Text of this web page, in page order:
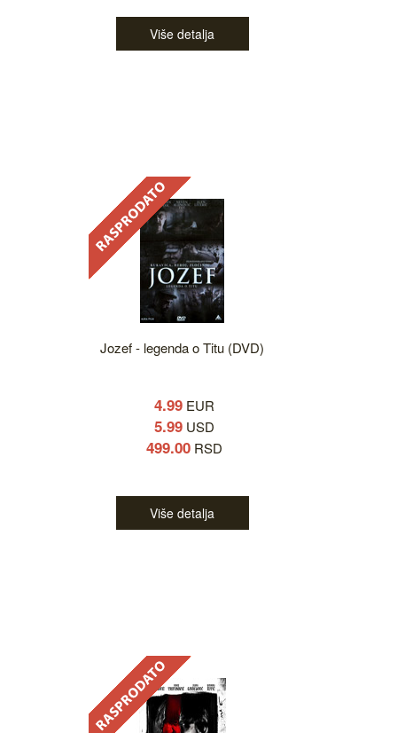
Više detalja
Jozef - legenda o Titu (DVD)
4.99 EUR
5.99 USD
499.00 RSD
Više detalja